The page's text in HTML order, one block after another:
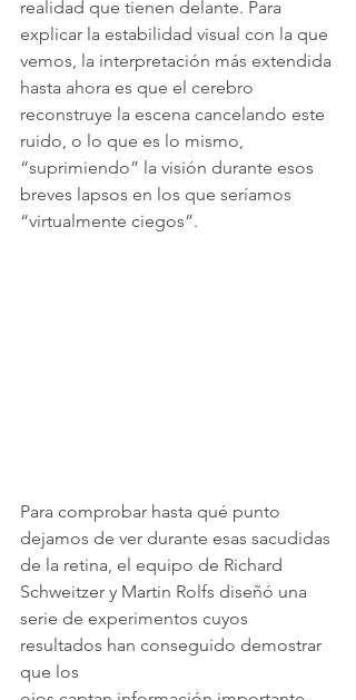
realidad que tienen delante. Para
explicar la estabilidad visual con la que
vemos, la interpretación más extendida
hasta ahora es que el cerebro
reconstruye la escena cancelando este
ruido, o lo que es lo mismo,
“suprimiendo” la visión durante esos
breves lapsos en los que seríamos
“virtualmente ciegos”.
Para comprobar hasta qué punto
dejamos de ver durante esas sacudidas
de la retina, el equipo de Richard
Schweitzer y Martin Rolfs diseñó una
serie de experimentos cuyos
resultados han conseguido demostrar
que los